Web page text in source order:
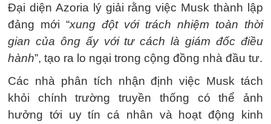
Đại diện Azoria lý giải rằng việc Musk thành lập
đảng mới “xung đột với trách nhiệm toàn thời
gian của ông ấy với tư cách là giám đốc điều
hành”, tạo ra lo ngại trong cộng đồng nhà đầu tư.
Các nhà phân tích nhận định việc Musk tách
khỏi chính trường truyền thống có thể ảnh
hưởng tới uy tín cá nhân và hoạt động kinh